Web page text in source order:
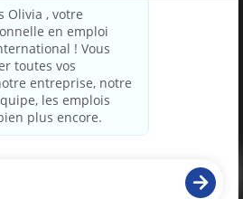
Informations exclusives de Marriott
paradox.ai